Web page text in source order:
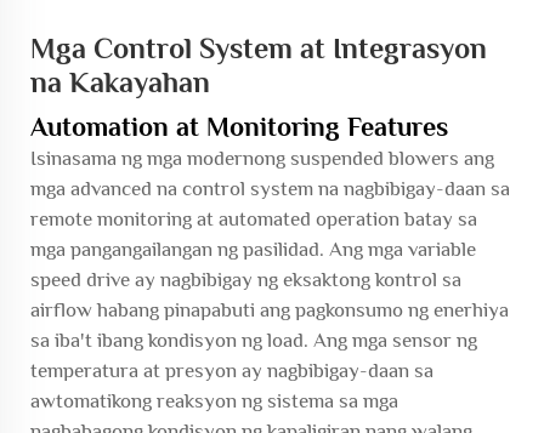
Mga Control System at Integrasyon
na Kakayahan
Automation at Monitoring Features
Isinasama ng mga modernong suspended blowers ang
mga advanced na control system na nagbibigay-daan sa
remote monitoring at automated operation batay sa
mga pangangailangan ng pasilidad. Ang mga variable
speed drive ay nagbibigay ng eksaktong kontrol sa
airflow habang pinapabuti ang pagkonsumo ng enerhiya
sa iba't ibang kondisyon ng load. Ang mga sensor ng
temperatura at presyon ay nagbibigay-daan sa
awtomatikong reaksyon ng sistema sa mga